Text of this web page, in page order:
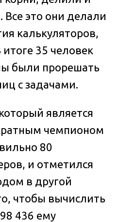
это они делали
калькуляторов,
35 человек
были прорешать
с задачами.
является
чемпионом
80
и отметился
в другой
чтобы вычислить
436 ему